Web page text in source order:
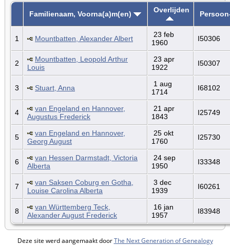
Familienaam, Voorna(a)m(en) Overlijden
1 Mountbatten, Alexander Albert
23 feb
1960
I50306
2
Mountbatten, Leopold Arthur
Louis
23 apr
1922
I50307
3 Stuart, Anna
1 aug
1714
I68102
4
van Engeland en Hannover,
Augustus Frederick
21 apr
1843
I25749
5
van Engeland en Hannover,
Georg August
25 okt
1760
I25730
6
van Hessen Darmstadt, Victoria
Alberta
24 sep
1950
I33348
7
van Saksen Coburg en Gotha,
Louise Carolina Alberta
3 dec
1939
I60261
8
van Württemberg Teck,
Alexander August Frederick
16 jan
1957
I83948
Deze site werd aangemaakt doorThe Next Generation of Genealogy